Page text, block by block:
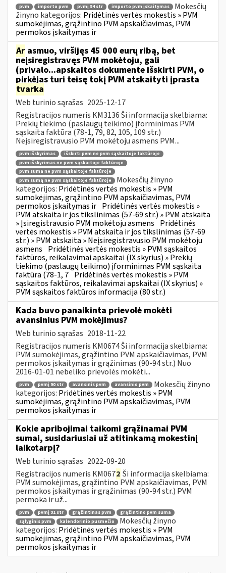
pvm importo pvm pvmį 94 str importo pvm įskaitymas
Mokesčių
žinyno kategorijos: Pridėtinės vertės mokestis » PVM
sumokėjimas, grąžintino PVM apskaičiavimas, PVM
permokos įskaitymas ir
Ar asmuo, viršijęs 45 000 eurų ribą, bet
neįsiregistravęs PVM mokėtoju, gali
(privalo...apskaitos dokumente išskirti PVM, o
pirkėjas turi teisę tokį PVM atskaityti įprasta
tvarka
Web turinio sąrašas 2025-12-17
Registracijos numeris KM3136 Ši informacija skelbiama:
Prekių tiekimo (paslaugų teikimo) įforminimas PVM
sąskaita faktūra (78-1, 79, 82, 105, 109 str.)
Neįsiregistravusio PVM mokėtoju asmens PVM...
pvm išskyrimas
išskirti pvm ne pvm sąskaitoje faktūroje
pvm išskyrimas ne pvm sąskaitoje faktūroje
pvm suma ne pvm sąskaitoje faktūroje
pvm sumą ne pvm sąskaitoje faktūroje
Mokesčių žinyno
kategorijos: Pridėtinės vertės mokestis » PVM
sumokėjimas, grąžintino PVM apskaičiavimas, PVM
permokos įskaitymas ir Pridėtinės vertės mokestis »
PVM atskaita ir jos tikslinimas (57-69 str.) » PVM atskaita
» Įsiregistravusio PVM mokėtoju asmens Pridėtinės
vertės mokestis » PVM atskaita ir jos tikslinimas (57-69
str.) » PVM atskaita » Neįsiregistravusio PVM mokėtoju
asmens Pridėtinės vertės mokestis » PVM sąskaitos
faktūros, reikalavimai apskaitai (IX skyrius) » Prekių
tiekimo (paslaugų teikimo) įforminimas PVM sąskaita
faktūra (78-1, 7 Pridėtinės vertės mokestis » PVM
sąskaitos faktūros, reikalavimai apskaitai (IX skyrius) »
PVM sąskaitos faktūros informacija (80 str.)
Kada buvo panaikinta prievolė mokėti
avansinius PVM mokėjimus?
Web turinio sąrašas 2018-11-22
Registracijos numeris KM0674 Ši informacija skelbiama:
PVM sumokėjimas, grąžintino PVM apskaičiavimas, PVM
permokos įskaitymas ir grąžinimas (90-94 str.) Nuo
2016-01-01 nebeliko prievolės mokėti...
pvm pvmį 90 str avansinis pvm avansinio pvm
Mokesčių žinyno
kategorijos: Pridėtinės vertės mokestis » PVM
sumokėjimas, grąžintino PVM apskaičiavimas, PVM
permokos įskaitymas ir
Kokie apribojimai taikomi grąžinamai PVM
sumai, susidariusiai už atitinkamą mokestinį
laikotarpį?
Web turinio sąrašas 2022-09-20
Registracijos numeris KM0672 Ši informacija skelbiama:
PVM sumokėjimas, grąžintino PVM apskaičiavimas, PVM
permokos įskaitymas ir grąžinimas (90-94 str.) PVM
permoka ir už...
pvm pvmį 91 str grąžintinas pvm
grąžintino pvm suma
sąlyginis pvm
kalendorinio pusmečio
Mokesčių žinyno
kategorijos: Pridėtinės vertės mokestis » PVM
sumokėjimas, grąžintino PVM apskaičiavimas, PVM
permokos įskaitymas ir